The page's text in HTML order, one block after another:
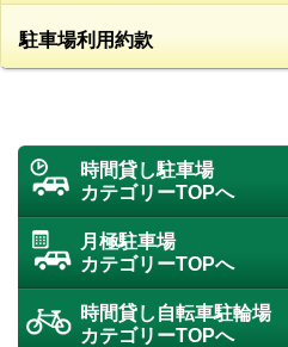
駐車場利用約款
時間貸し駐車場
カテゴリーTOPへ
月極駐車場
カテゴリーTOPへ
時間貸し自転車駐輪場
カテゴリーTOPへ